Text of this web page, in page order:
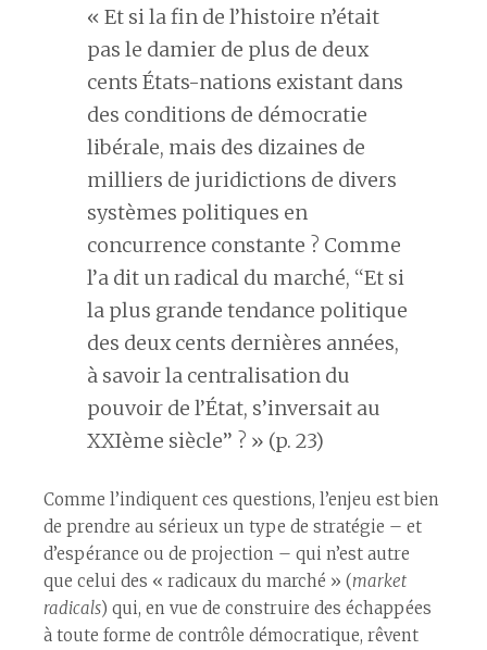
« Et si la fin de l’histoire n’était
pas le damier de plus de deux
cents États-nations existant dans
des conditions de démocratie
libérale, mais des dizaines de
milliers de juridictions de divers
systèmes politiques en
concurrence constante ? Comme
l’a dit un radical du marché, ‘‘Et si
la plus grande tendance politique
des deux cents dernières années,
à savoir la centralisation du
pouvoir de l’État, s’inversait au
XXIème siècle’’ ? » (p. 23)
Comme l’indiquent ces questions, l’enjeu est bien
de prendre au sérieux un type de stratégie – et
d’espérance ou de projection – qui n’est autre
que celui des « radicaux du marché » (market
radicals) qui, en vue de construire des échappées
à toute forme de contrôle démocratique, rêvent